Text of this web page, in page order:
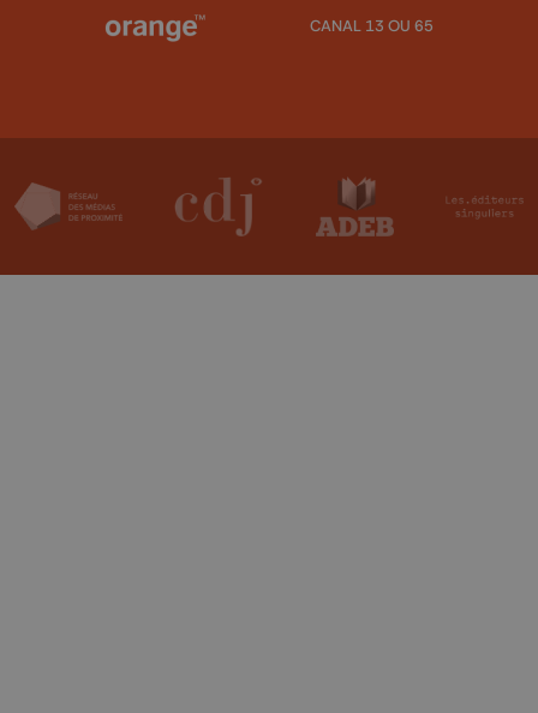
CANAL 13 OU 65